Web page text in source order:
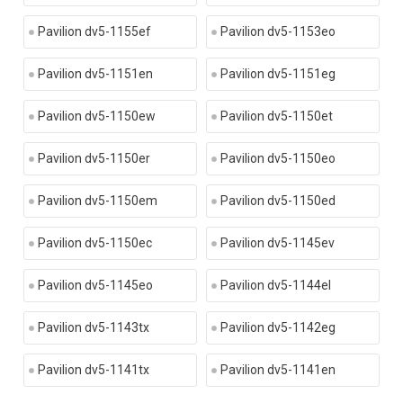
Pavilion dv5-1155ef Pavilion dv5-1153eo
Pavilion dv5-1151en Pavilion dv5-1151eg
Pavilion dv5-1150ew Pavilion dv5-1150et
Pavilion dv5-1150er Pavilion dv5-1150eo
Pavilion dv5-1150em Pavilion dv5-1150ed
Pavilion dv5-1150ec Pavilion dv5-1145ev
Pavilion dv5-1145eo Pavilion dv5-1144el
Pavilion dv5-1143tx Pavilion dv5-1142eg
Pavilion dv5-1141tx Pavilion dv5-1141en